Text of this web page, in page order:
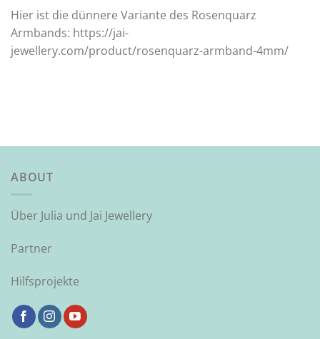
Hier ist die dünnere Variante des Rosenquarz
Armbands: https://jai-
jewellery.com/product/rosenquarz-armband-4mm/
ABOUT
Über Julia und Jai Jewellery
Partner
Hilfsprojekte